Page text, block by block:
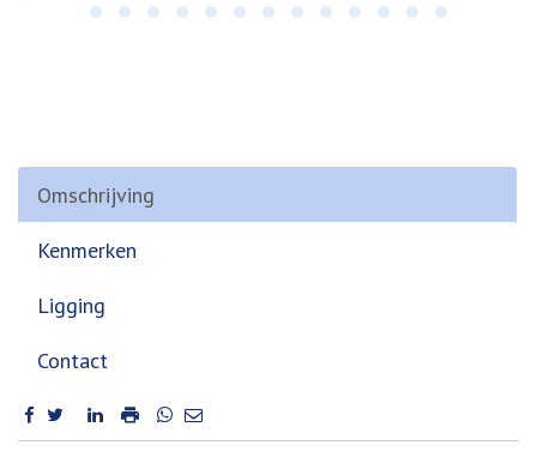
Omschrijving
Kenmerken
Ligging
Contact